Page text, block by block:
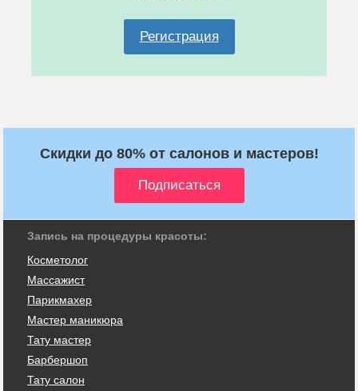
Регистрация
Скидки до 80% от салонов и мастеров!
Запись на процедуры красоты:
Косметолог
Массажист
Парикмахер
Мастер маникюра
Тату мастер
Барбершоп
Тату салон